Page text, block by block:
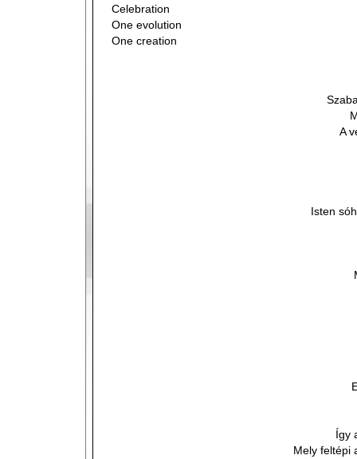
Celebration
One evolution
One creation
A
Isten
Így
Mely feltépi